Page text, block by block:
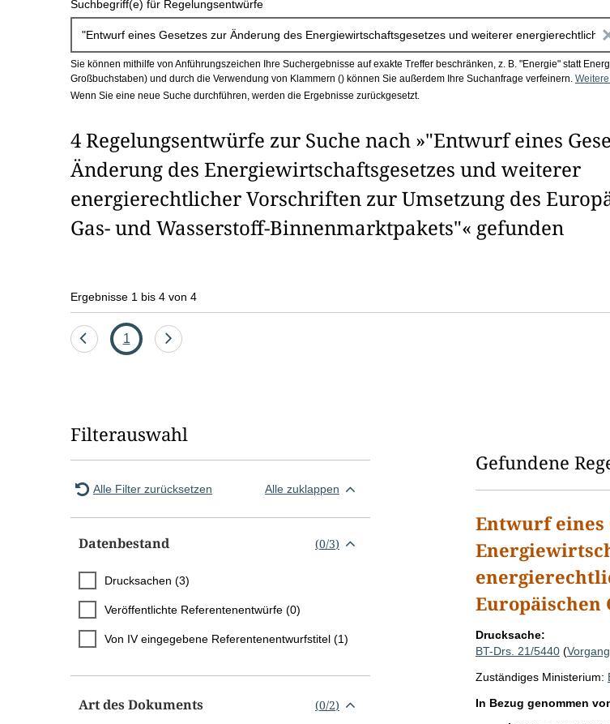
c
h
b
x
Suchbegriff(e) für Regelungsentwürfe
Sie können mithilfe von Anführungszeichen Ihre Suchergebnisse auf exakte Treffer beschränken, z. B. "Energie" statt
Großbuchstaben) und durch die Verwendung von Klammern () können Sie außerdem Ihre Suchanfrage verfeinern.
Wenn Sie eine neue Suche durchführen, werden die Ergebnisse zurückgesetzt.
4 Regelungsentwürfe zur Suche nach »"Entwurf eines
Änderung des Energiewirtschaftsgesetzes und weiterer
energierechtlicher Vorschriften zur Umsetzung des
Gas- und Wasserstoff-Binnenmarktpakets"« gefunden
Ergebnisse 1 bis 4 von 4
Eine
Seite
1
Eine
Filterauswahl
Alle Filter zurücksetzen Alle zuklappen
Datenbestand (0/3)
Drucksachen (3)
Veröffentlichte Referentenentwürfe (0)
Von IV eingegebene Referentenentwurfstitel (1)
Art des Dokuments (0/2)
Gefundene
Entwurf eines
Europäischen
Drucksache:
BT-Drs. 21/5440(Vorgang
Zuständiges Ministerium:
In Bezug genommen